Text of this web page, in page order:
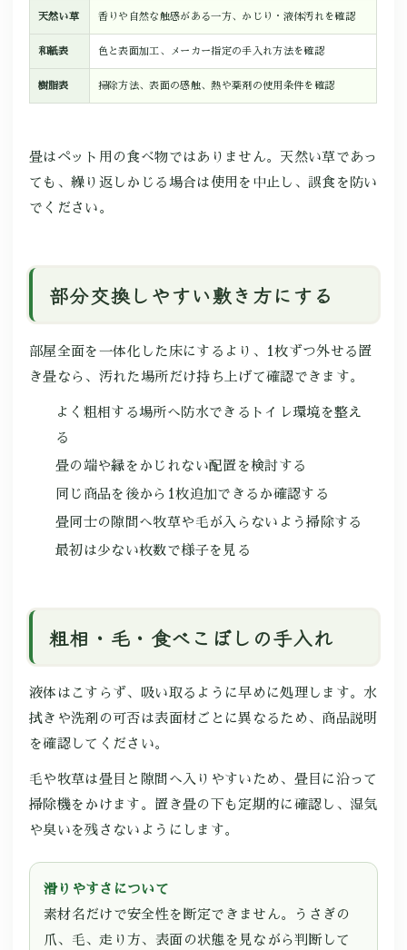
天然い草 香りや自然な触感がある一方、かじり・液体汚れを確認
和紙表 色と表面加工、メーカー指定の手入れ方法を確認
樹脂表 掃除方法、表面の感触、熱や薬剤の使用条件を確認
畳はペット用の食べ物ではありません。天然い草であっ
ても、繰り返しかじる場合は使用を中止し、誤食を防い
でください。
部分交換しやすい敷き方にする
部屋全面を一体化した床にするより、1枚ずつ外せる置
き畳なら、汚れた場所だけ持ち上げて確認できます。
よく粗相する場所へ防水できるトイレ環境を整え
る
畳の端や縁をかじれない配置を検討する
同じ商品を後から1枚追加できるか確認する
畳同士の隙間へ牧草や毛が入らないよう掃除する
最初は少ない枚数で様子を見る
粗相・毛・食べこぼしの手入れ
液体はこすらず、吸い取るように早めに処理します。水
拭きや洗剤の可否は表面材ごとに異なるため、商品説明
を確認してください。
毛や牧草は畳目と隙間へ入りやすいため、畳目に沿って
掃除機をかけます。置き畳の下も定期的に確認し、湿気
や臭いを残さないようにします。
滑りやすさについて
素材名だけで安全性を断定できません。うさぎの
爪、毛、走り方、表面の状態を見ながら判断して